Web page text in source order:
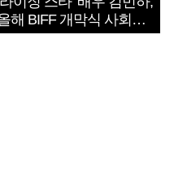
해 BIFF 개막식 사회자
정